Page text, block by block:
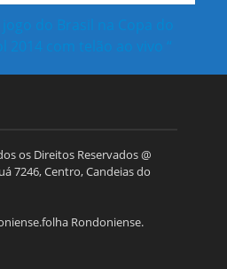
do Brasil na Copa do
os Direitos Reservados @
7246, Centro, Candeias do
Rondoniense.